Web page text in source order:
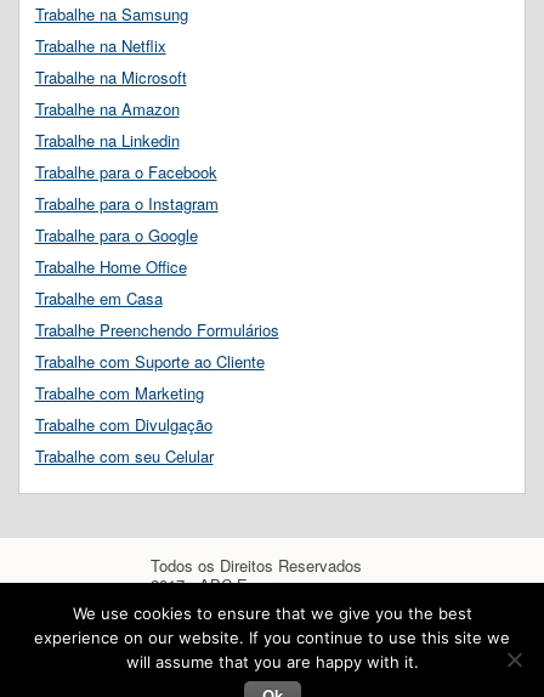
Trabalhe na Samsung
Trabalhe na Netflix
Trabalhe na Microsoft
Trabalhe na Amazon
Trabalhe na Linkedin
Trabalhe para o Facebook
Trabalhe para o Instagram
Trabalhe para o Google
Trabalhe Home Office
Trabalhe em Casa
Trabalhe Preenchendo Formulários
Trabalhe com Suporte ao Cliente
Trabalhe com Marketing
Trabalhe com Divulgação
Trabalhe com seu Celular
Todos os Direitos Reservados
2017 - ABC Empregos
We use cookies to ensure that we give you the best
experience on our website. If you continue to use this site we
will assume that you are happy with it.